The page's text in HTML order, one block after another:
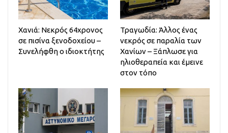
Χανιά: Νεκρός 64χρονος
σε πισίνα ξενοδοχείου –
Συνελήφθη ο ιδιοκτήτης
Τραγωδία: Άλλος ένας
νεκρός σε παραλία των
Χανίων – Ξάπλωσε για
ηλιοθεραπεία και έμεινε
στον τόπο